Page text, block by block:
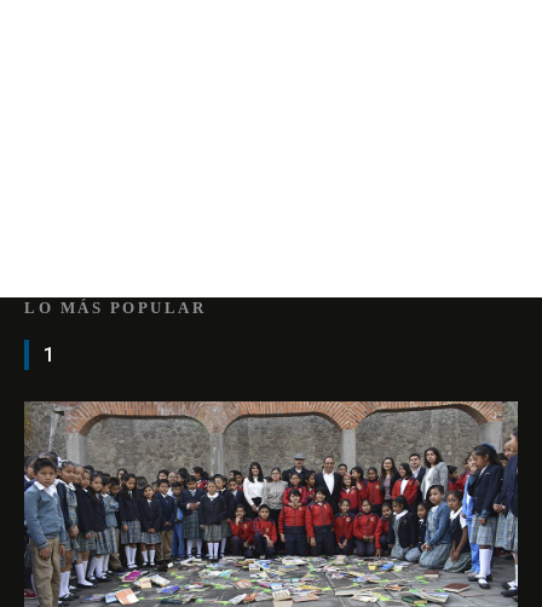
LO MÁS POPULAR
1